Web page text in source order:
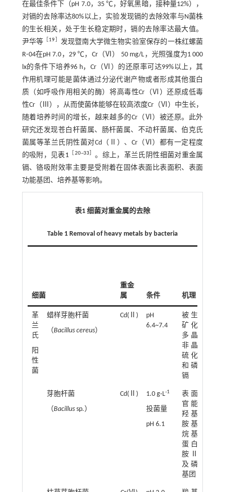
在最佳条件下（pH 7.0，35 ℃，好氧黑暗，接种量12%），
对镉的去除率达80%以上，实验发现镉的去除效率与N菌株
的生长相关，处于生长稳定期时，镉的去除率达最大值。
尹华等
19
发现暨南大学微生物实验室保存的一株红螺菌
R⁃04在pH 7.0，29 ℃，Cr（Ⅵ） 50 mg/L，光照强度为1 000
lx的条件下培养96 h，Cr（Ⅵ）的还原率可达99%以上，其
作用机理可能是菌体通过分泌代谢产物或者形成其他蛋白
质（如呼吸作用相关的酶）将高毒性Cr（Ⅵ）还原成低毒
性Cr（Ⅲ），从而使菌体能够在较高浓度Cr（Ⅵ）中生长，
随着培养时间的增长，越来越多的Cr（Ⅵ）被还原。此外
研究还发现苍白杆菌属、肠杆菌属、不动杆菌属、伯克氏
菌属等革兰氏阴性菌对Cd（Ⅱ）、Cr（Ⅵ）都有一定程度
的吸附，见表1 20~33
。综上，革兰氏阴性细菌对重金属
镉、铬吸附效率主要是受附着在固体表面比表面积、表面
功能基团、培养基等影响。
表1 细菌对重金属的去除
Table 1 Removal of heavy metals by bacteria
细菌
重金
属
条件 机理
革
兰
氏
阳
性
菌
蜡样芽胞杆菌
（Bacillus cereus）
Cd(Ⅱ)
pH
6.4~7.4
被生物
矿化为
多晶或
非晶态
硫化镉
和磷酸
镉
芽胞杆菌
（Bacillussp.）
Cd(Ⅱ) 1.0 g·L-1
投菌量
pH 6.1
表面的
官能团
羟基、
胺基、
烷基、
蛋白酰
胺Ⅱ带
及磷酸
基团